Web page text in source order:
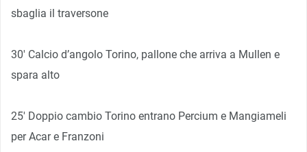
sbaglia il traversone
30′ Calcio d’angolo Torino, pallone che arriva a Mullen e
spara alto
25′ Doppio cambio Torino entrano Percium e Mangiameli
per Acar e Franzoni